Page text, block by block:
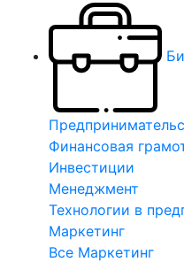
Финансовая
Инвестиции
Менеджмент
Технологии в
Маркетинг
Все Маркетинг